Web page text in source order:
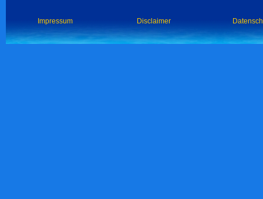
Impressum Disclaimer